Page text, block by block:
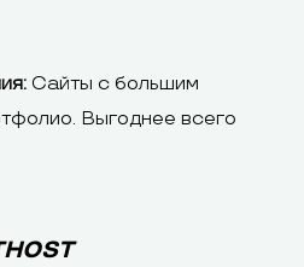
Сайты с большим
Выгоднее всего